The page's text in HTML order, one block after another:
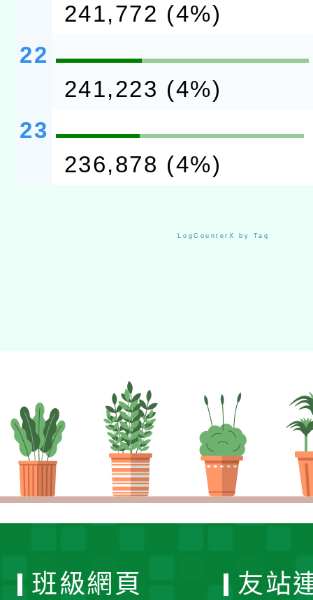
241,772 (4%)
22
241,223 (4%)
23
236,878 (4%)
LogCounterX by Taq
班級網頁 友站